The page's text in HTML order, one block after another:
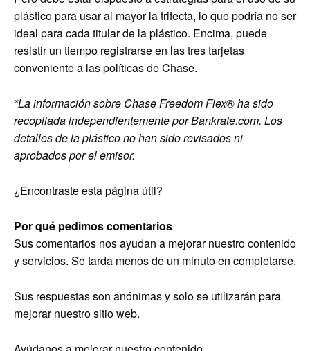
plástico para usar al mayor la trifecta, lo que podría no ser
ideal para cada titular de la plástico. Encima, puede
resistir un tiempo registrarse en las tres tarjetas
conveniente a las políticas de Chase.
*La información sobre Chase Freedom Flex® ha sido
recopilada independientemente por Bankrate.com. Los
detalles de la plástico no han sido revisados ​​ni
aprobados por el emisor.
¿Encontraste esta página útil?
Por qué pedimos comentarios
Sus comentarios nos ayudan a mejorar nuestro contenido
y servicios. Se tarda menos de un minuto en completarse.
Sus respuestas son anónimas y solo se utilizarán para
mejorar nuestro sitio web.